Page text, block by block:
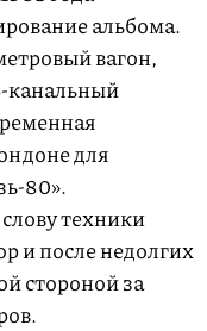
альбома.
вагон,
канальный
для
80».
техники
и после недолгих
стороной за